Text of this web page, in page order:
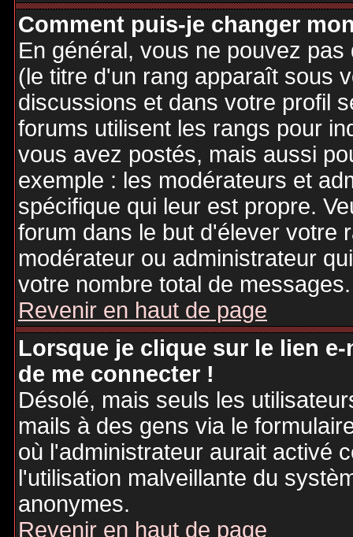
Comment puis-je changer
En général, vous ne pouvez
(le titre d'un rang apparaît sous
discussions et dans votre profil
forums utilisent les rangs pour
vous avez postés, mais aussi
exemple : les modérateurs et
spécifique qui leur est propre.
forum dans le but d'élever votre
modérateur ou administrateur
votre nombre total de messages.
Revenir en haut de page
Lorsque je clique sur le lien
de me connecter !
Désolé, mais seuls les
mails à des gens via le
où l'administrateur aurait activé
l'utilisation malveillante du
anonymes.
Revenir en haut de page